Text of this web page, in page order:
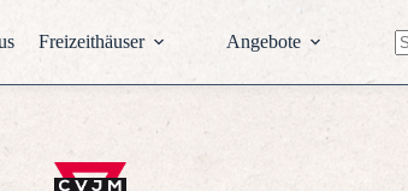
Freizeithäuser Angebote